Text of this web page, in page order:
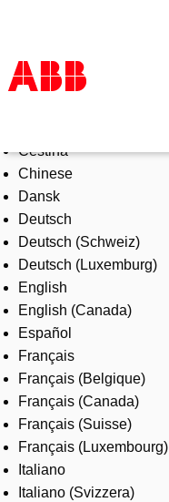
Products & Solutions
Industries
Services
About us
Where to buy
Contact us
Careers
Čeština
Chinese
Dansk
Deutsch
Deutsch (Schweiz)
Deutsch (Luxemburg)
English
English (Canada)
Español
Français
Français (Belgique)
Français (Canada)
Français (Suisse)
Français (Luxembourg)
Italiano
Italiano (Svizzera)